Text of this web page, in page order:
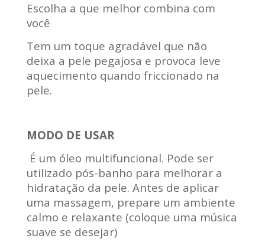
Escolha a que melhor combina com
você
Tem um toque agradável que não
deixa a pele pegajosa e provoca leve
aquecimento quando friccionado na
pele.
MODO DE USAR
É um óleo multifuncional. Pode ser
utilizado pós-banho para melhorar a
hidratação da pele. Antes de aplicar
uma massagem, prepare um ambiente
calmo e relaxante (coloque uma música
suave se desejar)